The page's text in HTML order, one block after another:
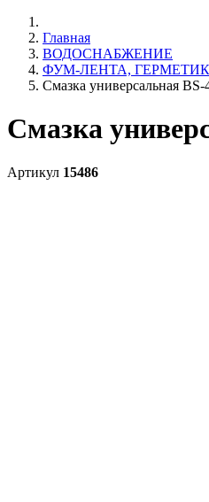
Главная
ВОДОСНАБЖЕНИЕ
ФУМ-ЛЕНТА,
Смазка универсальная
Смазка
Артикул 15486